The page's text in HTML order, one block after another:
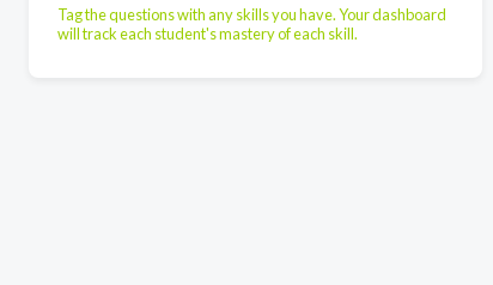
Tag the questions with any skills you have. Your dashboard
will track each student's mastery of each skill.